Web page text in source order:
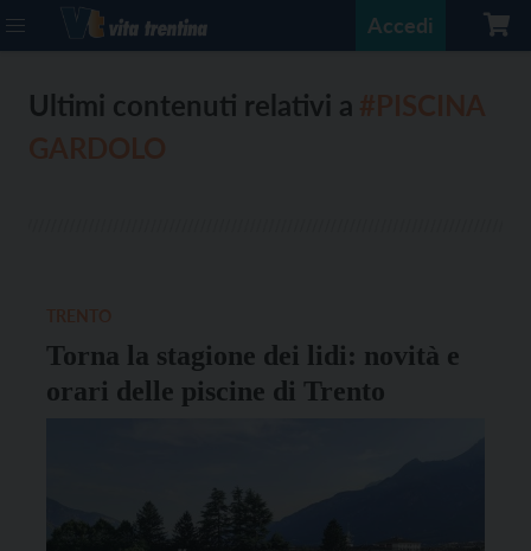
Accedi
Ultimi contenuti relativi a
Torna la stagione dei lidi: novità e
orari delle piscine di Trento